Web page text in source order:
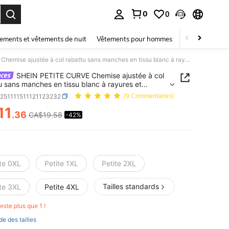
0 0
et vêtements de nuit Vêtements pour hommes Enfants
SHEIN PETITE CURVE Chemise ajustée à col rabattu sans manches en tissu blanc à rayures et patchwork, élégante pour le travail, les sorties, les rendez-vous et les fêtes
SHEIN PETITE CURVE Chemise ajustée à col
sans manches en tissu blanc à rayures et
élégante pour le travail, les sorties, les
vous et les fêtes
(9 Commentaires)
AND AVAILABILITY
.36 CA$19.58 -42%
0XL Petite 1XL Petite 2XL
3XL Petite 4XL Tailles standards
plus que 1 !
des tailles